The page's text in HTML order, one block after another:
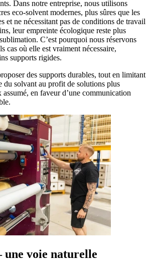
Dans notre entreprise, nous utilisons
eco-solvent modernes, plus sûres que les
et ne nécessitant pas de conditions de travail
leur empreinte écologique reste plus
C’est pourquoi nous réservons
cas où elle est vraiment nécessaire,
supports rigides.
des supports durables, tout en limitant
du solvant au profit de solutions plus
en faveur d’une communication
une voie naturelle